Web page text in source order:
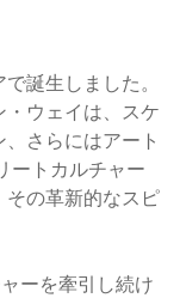
誕生しました。
ウェイは、スケ
さらにはアート
ートカルチャー
その革新的なスピ
ーを牽引し続け